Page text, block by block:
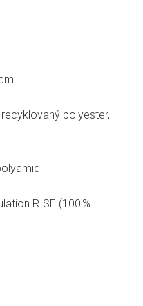
recyklovaný polyester,
RISE (100 %